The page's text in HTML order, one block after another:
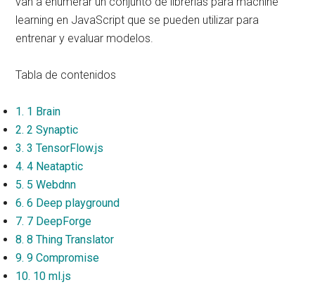
learning en JavaScript que se pueden utilizar para
entrenar y evaluar modelos.
Tabla de contenidos
1. 1 Brain
2. 2 Synaptic
3. 3 TensorFlow.js
4. 4 Neataptic
5. 5 Webdnn
6. 6 Deep playground
7. 7 DeepForge
8. 8 Thing Translator
9. 9 Compromise
10. 10 ml.js